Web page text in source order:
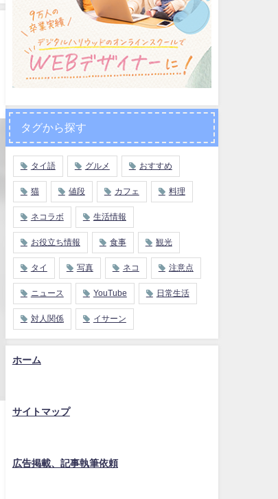
タグから探す
タイ語 グルメ おすすめ
猫 値段 カフェ 料理
ネコラボ 生活情報
お役立ち情報 食事 観光
タイ 写真 ネコ 注意点
ニュース YouTube 日常生活
対人関係 イサーン
ホーム
サイトマップ
広告掲載、記事執筆依頼